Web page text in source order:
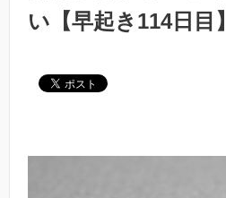
い【早起き114日目】